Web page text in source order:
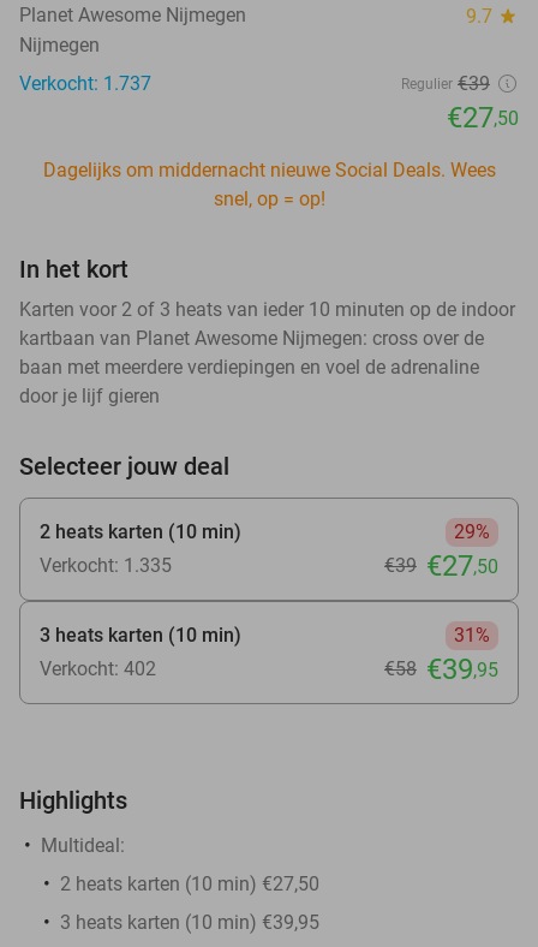
Planet Awesome Nijmegen 9.7 star
Nijmegen
Verkocht: 1.737
Regulier €39
€27,50
Dagelijks om middernacht nieuwe Social Deals. Wees
snel, op = op!
In het kort
Karten voor 2 of 3 heats van ieder 10 minuten op de indoor
kartbaan van Planet Awesome Nijmegen: cross over de
baan met meerdere verdiepingen en voel de adrenaline
door je lijf gieren
Selecteer jouw deal
2 heats karten (10 min)
29%
Verkocht: 1.335
€39 €27,50
3 heats karten (10 min)
31%
Verkocht: 402
€58 €39,95
Highlights
Multideal:
2 heats karten (10 min) €27,50
3 heats karten (10 min) €39,95